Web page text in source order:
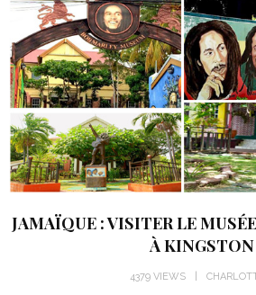
JAMAÏQUE : VISITER LE
À KINGSTON
4379 VIEWS